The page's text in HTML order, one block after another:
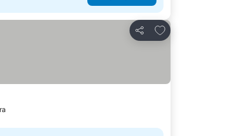
Partilhar
Adicionar aos favoritos